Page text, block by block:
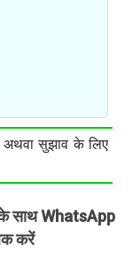
सुझाव के लिए
के साथ WhatsApp
करें